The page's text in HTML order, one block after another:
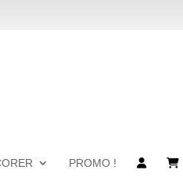
PROMO !